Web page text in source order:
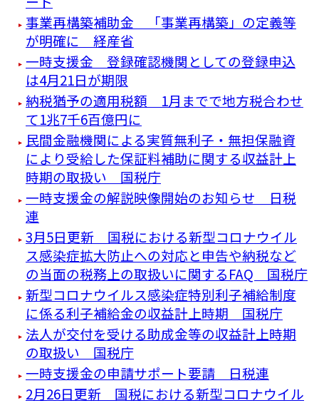
事業再構築補助金 「事業再構築」の定義等
が明確に 経産省
一時支援金 登録確認機関としての登録申込
は4月21日が期限
納税猶予の適用税額 1月までで地方税合わせ
て1兆7千6百億円に
民間金融機関による実質無利子・無担保融資
により受給した保証料補助に関する収益計上
時期の取扱い 国税庁
一時支援金の解説映像開始のお知らせ 日税
連
3月5日更新 国税における新型コロナウイル
ス感染症拡大防止への対応と申告や納税など
の当面の税務上の取扱いに関するFAQ 国税庁
新型コロナウイルス感染症特別利子補給制度
に係る利子補給金の収益計上時期 国税庁
法人が交付を受ける助成金等の収益計上時期
の取扱い 国税庁
一時支援金の申請サポート要請 日税連
2月26日更新 国税における新型コロナウイル